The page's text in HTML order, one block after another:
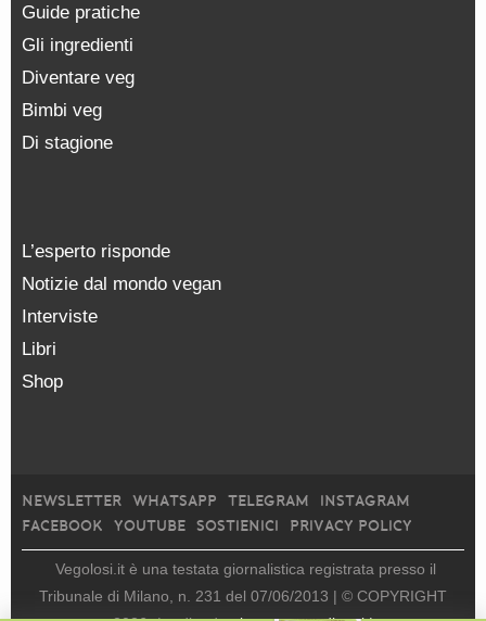
Guide pratiche
Gli ingredienti
Diventare veg
Bimbi veg
Di stagione
L’esperto risponde
Notizie dal mondo vegan
Interviste
Libri
Shop
NEWSLETTER WHATSAPP TELEGRAM
INSTAGRAM
FACEBOOK
YOUTUBE SOSTIENICI PRIVACY POLICY
Vegolosi.it è una testata giornalistica registrata presso il
Tribunale di Milano, n. 231 del 07/06/2013 | © COPYRIGHT